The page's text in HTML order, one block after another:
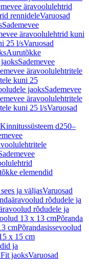
äravoolulehtrid
rennideleVaruosad
Sademevee
äravoolulehtrid kuni
25 l/sVaruosad
Aurutõkke
Sademevee
äravoolulehtritele
kuni 25
jaoksSademevee
äravoolulehtritele
kuni 25 l/sVaruosad
Kinnitussüsteem d250–
elemendid
ja väljasVaruosad
rõdudele ja
rõdudele ja
13 x 13 cmPõranda
cmPõrandasissevoolud
x 15 cm
ja
jaoksVaruosad